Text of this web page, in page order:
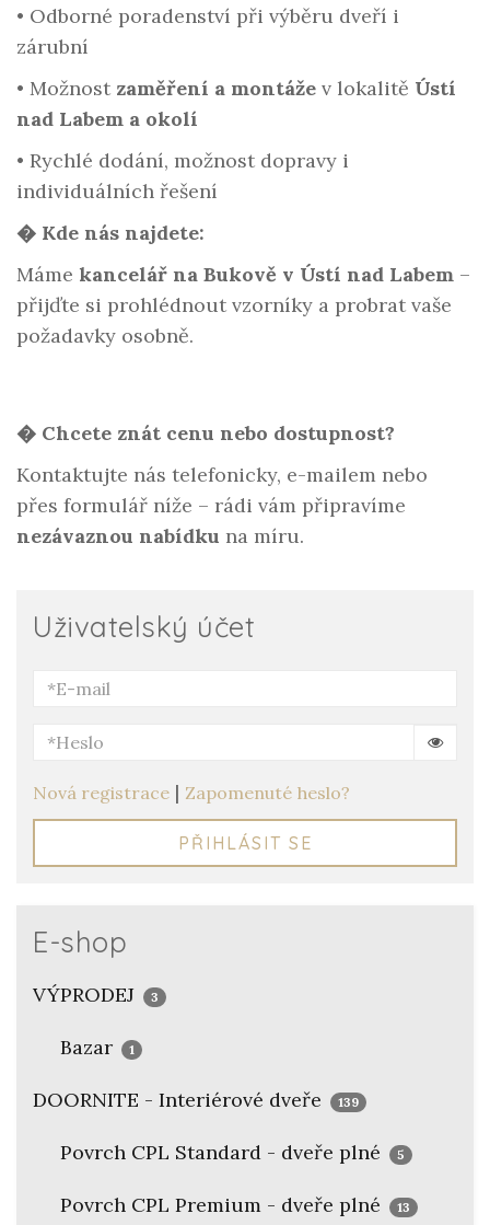
Uživatelský účet
Nová registrace | Zapomenuté heslo?
PŘIHLÁSIT SE
E-shop
VÝPRODEJ 3
Bazar 1
DOORNITE - Interiérové dveře 139
Povrch CPL Standard - dveře plné 5
Povrch CPL Premium - dveře plné 13
• Odborné poradenství při výběru dveří i
zárubní
• Možnost zaměření a montáže v lokalitě Ústí
nad Labem a okolí
• Rychlé dodání, možnost dopravy i
individuálních řešení
� Kde nás najdete:
Máme kancelář na Bukově v Ústí nad Labem –
přijďte si prohlédnout vzorníky a probrat vaše
požadavky osobně.
� Chcete znát cenu nebo dostupnost?
Kontaktujte nás telefonicky, e-mailem nebo
přes formulář níže – rádi vám připravíme
nezávaznou nabídku na míru.